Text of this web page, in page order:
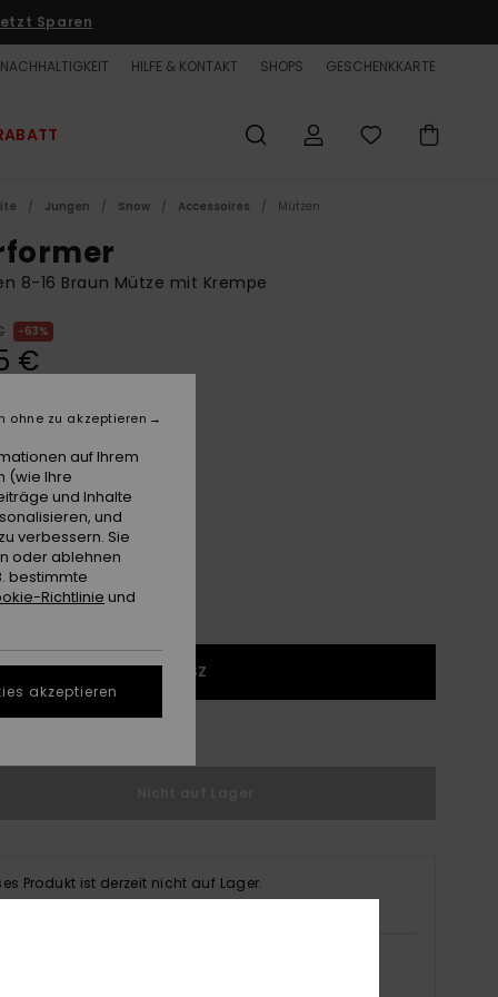
Sparen
NACHHALTIGKEIT HILFE & KONTAKT SHOPS GESCHENKKARTE
Jungen Snow Accessoires Mützen
8-16 Braun Mütze mit Krempe
63%
€
RABATT EXTRA 25 %
Henna
1SZ
Produkt ist derzeit nicht auf Lager.
auf Ihrem
(wie Ihre
und Inhalte
und
verbessern. Sie
oder ablehnen
bestimmte
Richtlinie und
ohne zu akzeptieren
akzeptieren